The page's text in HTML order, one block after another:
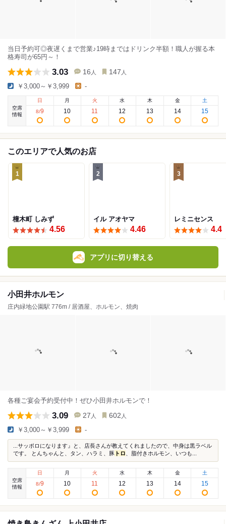
当日予約可◎夜遅くまで営業♪19時まではドリンク半額！職人が握る本
格寿司が65円～！
3.03 16 人 147 人
￥3,000～￥3,999 -
空席
情報
日
8/9
月
10
火
11
水
12
木
13
金
14
土
15
このエリアで人気のお店
1
橦木町 しみず
4.56
2
イル アオヤマ
4.46
3
レミニセンス
4.4
アプリに切り替える
小田井ホルモン
庄内緑地公園駅 776m / 居酒屋、ホルモン、焼肉
各種ご宴会予約受付中！ぜひ小田井ホルモンで！
3.09 27 人 602 人
￥3,000～￥3,999 -
...サッポロになります』と、店長さんが教えてくれましたので、中身は黒ラベル
です。 とんちゃんと、タン、ハラミ、豚 トロ 、脂付きホルモン、いつも...
空席
情報
日
8/9
月
10
火
11
水
12
木
13
金
14
土
15